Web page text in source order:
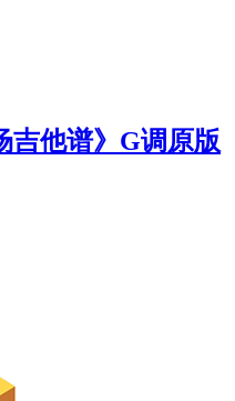
吉他谱》G调原版